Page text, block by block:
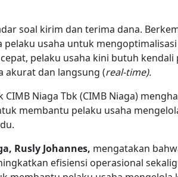
soal kirim dan terima dana.
usaha untuk
pelaku usaha kini butuh
akurat dan langsung (real-time).
Niaga Tbk (CIMB Niaga)
membantu pelaku usaha
Rusly Johannes, mengatakan
efisiensi operasional